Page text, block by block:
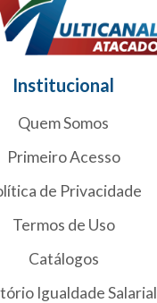
Institucional
Quem Somos
Primeiro Acesso
de Privacidade
Termos de Uso
Catálogos
Igualdade Salarial